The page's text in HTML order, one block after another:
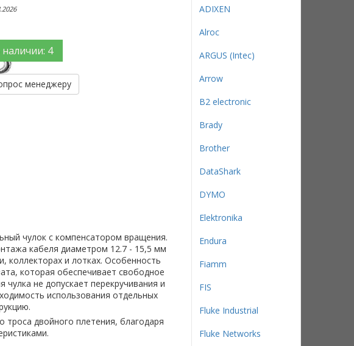
наличии: 4
менеджеру
чулок с компенсатором вращения.
кабеля диаметром 12.7 - 15,5 мм
коллекторах и лотках. Особенность
которая обеспечивает свободное
чулка не допускает перекручивания и
использования отдельных
троса двойного плетения, благодаря
ADIXEN
Alroc
ARGUS (Intec)
Arrow
B2 electronic
Brady
Brother
DataShark
DYMO
Elektronika
Endura
Fiamm
FIS
Fluke Industrial
Fluke Networks